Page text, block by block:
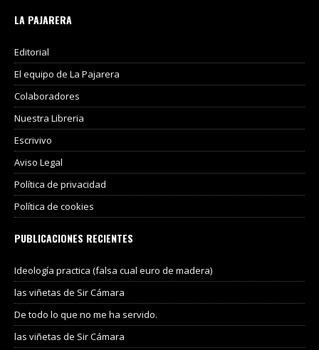
LA PAJARERA
Editorial
El equipo de La Pajarera
Colaboradores
Nuestra Libreria
Escrivivo
Aviso Legal
Política de privacidad
Política de cookies
PUBLICACIONES RECIENTES
Ideología practica (falsa cual euro de madera)
las viñetas de Sir Cámara
De todo lo que no me ha servido.
las viñetas de Sir Cámara